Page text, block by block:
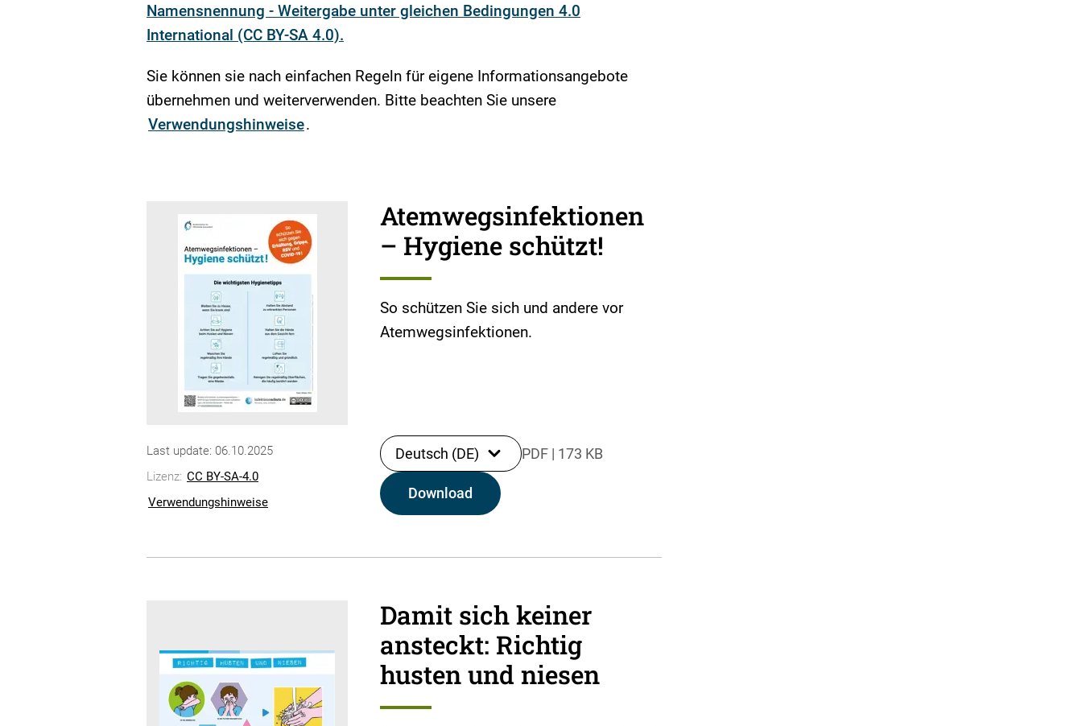
Namensnennung - Weitergabe unter gleichen Bedingungen 4.0
International (CC BY-SA 4.0).
Sie können sie nach einfachen Regeln für eigene Informationsangebote
übernehmen und weiterverwenden. Bitte beachten Sie unsere
Verwendungshinweise.
Last update: 06.10.2025
Lizenz: CC BY-SA-4.0
Verwendungshinweise
Atemwegsinfektionen
– Hygiene schützt!
So schützen Sie sich und andere vor
Atemwegsinfektionen.
Deutsch (DE) PDF | 173 KB
Download
Damit sich keiner
ansteckt: Richtig
husten und niesen